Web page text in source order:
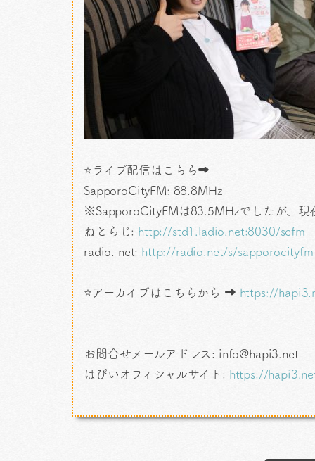
⭐ライブ配信はこちら➡
SapporoCityFM: 88.8MHz
※SapporoCityFMは83.5MHzでしたが、現
ねとらじ: http://std1.ladio.net:8030/scfm
radio. net: http://radio.net/s/sapporocityfm
⭐アーカイブはこちらから ➡ https://
お問合せメールアドレス: info@hapi3.net
はぴいオフィシャルサイト: https://